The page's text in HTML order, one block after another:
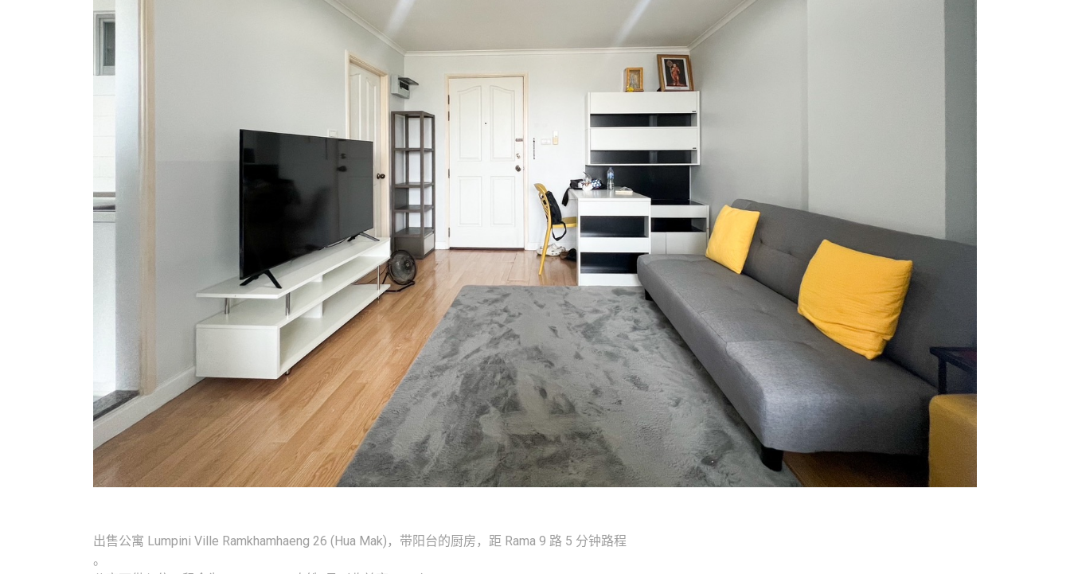
出售公寓 Lumpini Ville Ramkhamhaeng 26 (Hua Mak)，带阳台的厨房，距 Rama 9 路 5 分钟路程
。